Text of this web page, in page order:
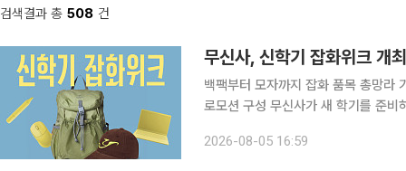
검색결과 총 508 건
무신사, 신학기 잡화위크 개
백팩부터 모자까지 잡화 품목 총망라
로모션 구성 무신사가 새 학기를 준비하는 고객을 위해 백팩과 안경 및 모자 등 잡화 품목을 모은 기
가격에 선봰다. 이번 행사에서
2026-08-05 16:59